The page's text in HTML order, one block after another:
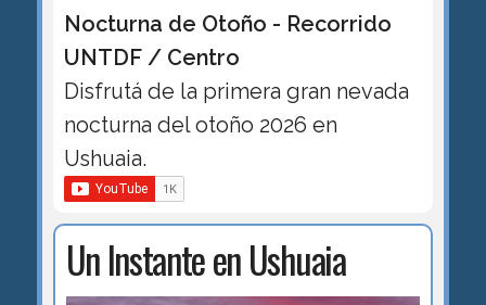
Nocturna de Otoño - Recorrido
UNTDF / Centro
Disfrutá de la primera gran nevada
nocturna del otoño 2026 en
Ushuaia.
Un Instante en Ushuaia